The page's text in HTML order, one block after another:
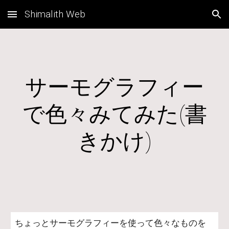
Skip to main content Skip to navigation
Shimalith Web
サーモグラフィー
で色々みてみた(書
きかけ)
ちょっとサーモグラフィーを使って色々なものを